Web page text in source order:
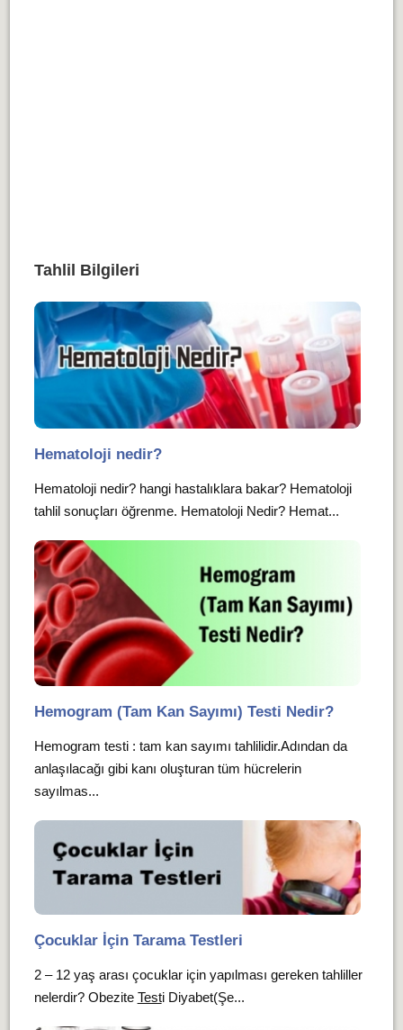
Tahlil Bilgileri
Hematoloji nedir?
Hematoloji nedir? hangi hastalıklara bakar? Hematoloji
tahlil sonuçları öğrenme. Hematoloji Nedir? Hemat...
Hemogram (Tam Kan Sayımı) Testi Nedir?
Hemogram testi : tam kan sayımı tahlilidir.Adından da
anlaşılacağı gibi kanı oluşturan tüm hücrelerin
sayılmas...
Çocuklar İçin Tarama Testleri
2 – 12 yaş arası çocuklar için yapılması gereken tahliller
nelerdir? Obezite Testi Diyabet(Şe...